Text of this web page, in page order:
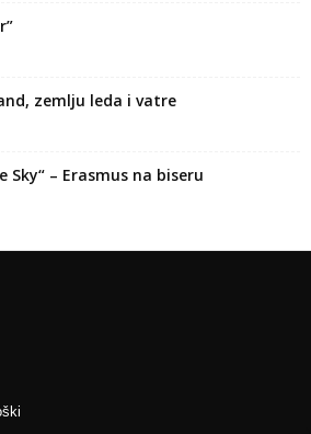
zemlju leda i vatre
– Erasmus na biseru